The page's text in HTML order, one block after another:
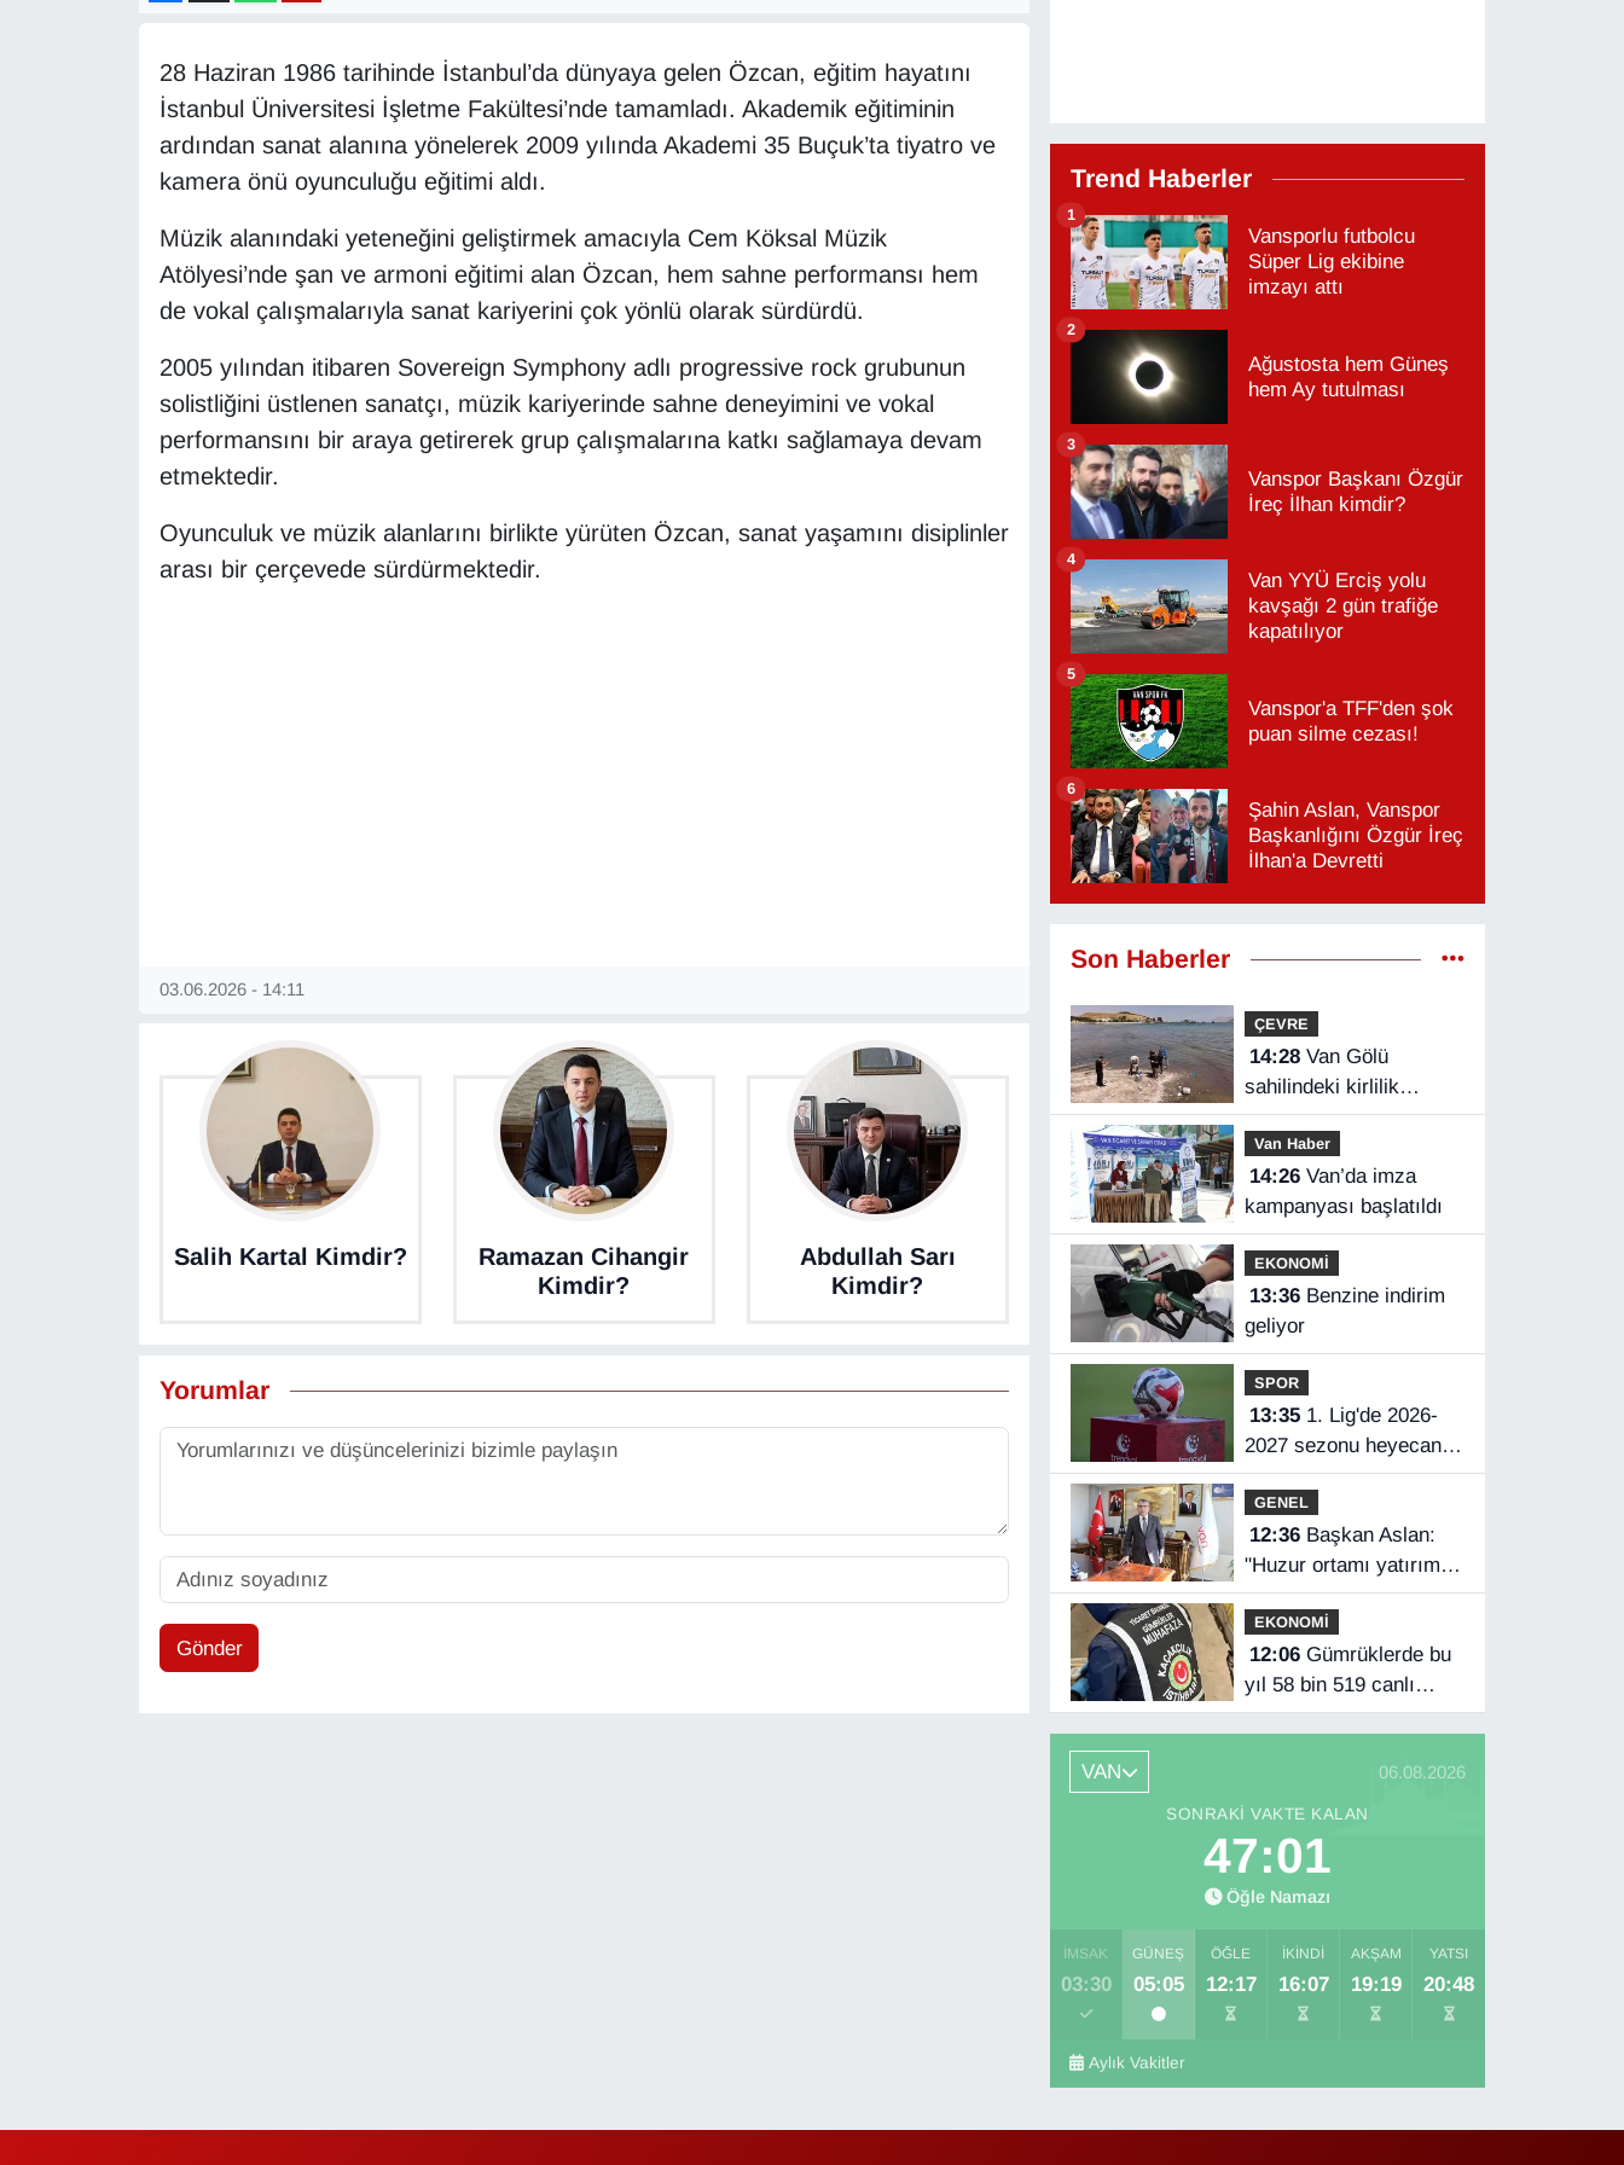
28 Haziran 1986 tarihinde İstanbul’da dünyaya gelen Özcan, eğitim hayatını
İstanbul Üniversitesi İşletme Fakültesi’nde tamamladı. Akademik eğitiminin
ardından sanat alanına yönelerek 2009 yılında Akademi 35 Buçuk’ta tiyatro ve
kamera önü oyunculuğu eğitimi aldı.
Müzik alanındaki yeteneğini geliştirmek amacıyla Cem Köksal Müzik
Atölyesi’nde şan ve armoni eğitimi alan Özcan, hem sahne performansı hem
de vokal çalışmalarıyla sanat kariyerini çok yönlü olarak sürdürdü.
2005 yılından itibaren Sovereign Symphony adlı progressive rock grubunun
solistliğini üstlenen sanatçı, müzik kariyerinde sahne deneyimini ve vokal
performansını bir araya getirerek grup çalışmalarına katkı sağlamaya devam
etmektedir.
Oyunculuk ve müzik alanlarını birlikte yürüten Özcan, sanat yaşamını disiplinler
arası bir çerçevede sürdürmektedir.
03.06.2026 - 14:11
Salih Kartal Kimdir?
Ramazan Cihangir
Kimdir?
Abdullah Sarı
Kimdir?
Yorumlar
Gönder
Trend Haberler
Vansporlu futbolcu
Süper Lig ekibine
imzayı attı
1
Ağustosta hem Güneş
hem Ay tutulması
2
Vanspor Başkanı Özgür
İreç İlhan kimdir?
3
Van YYÜ Erciş yolu
kavşağı 2 gün trafiğe
kapatılıyor
4
Vanspor'a TFF'den şok
puan silme cezası!
5
Şahin Aslan, Vanspor
Başkanlığını Özgür İreç
İlhan'a Devretti
6
Son Haberler
ÇEVRE
14:28Van Gölü
sahilindeki kirlilik
ihbarları üzerine
numune alındı
Van Haber
14:26Van’da imza
kampanyası başlatıldı
EKONOMİ
13:36Benzine indirim
geliyor
SPOR
13:351. Lig'de 2026-
2027 sezonu heyecanı
yarın başlayacak
GENEL
12:36Başkan Aslan:
"Huzur ortamı yatırımın
en büyük güvencesidir"
EKONOMİ
12:06Gümrüklerde bu
yıl 58 bin 519 canlı
hayvan ele geçirildi
VAN 06.08.2026
SONRAKI VAKTE KALAN
47:01
Öğle Namazı
İMSAK
03:30
GÜNEŞ
05:05
ÖĞLE
12:17
İKINDI
16:07
AKŞAM
19:19
YATSI
20:48
Aylık Vakitler
EKONOMİ
En çok konuşulanlar
Resmi İlanlar
Sinema - TV
YAŞAM